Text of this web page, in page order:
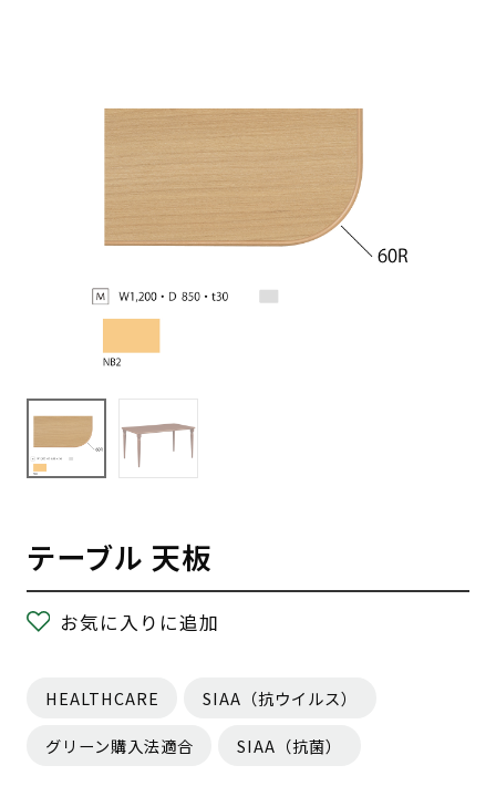
テーブル 天板
お気に入りに追加
HEALTHCARE SIAA（抗ウイルス）
グリーン購入法適合 SIAA（抗菌）